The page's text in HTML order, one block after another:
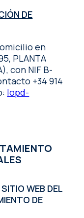
DE
en
PLANTA
con NIF B-
+34 914
lopd-
WEB DEL
DE